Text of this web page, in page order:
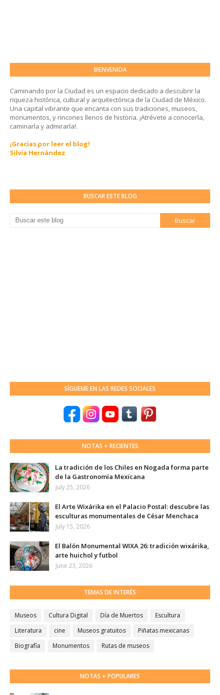
BIENVENIDA
Caminando por la Ciudad es un espacio dedicado a descubrir la
riqueza histórica, cultural y arquitectónica de la Ciudad de México.
Una capital vibrante que encanta con sus tradiciones, museos,
monumentos, y rincones llenos de historia. ¡Atrévete a conocerla,
caminarla y admirarla!.
¡Gracias por leer el blog!
Silvia Hernández
BUSCAR ESTE BLOG
SÍGUEME EN LAS REDES SOCIALES
NOTAS + RECIENTES
La tradición de los Chiles en Nogada forma parte
de la Gastronomía Mexicana
July 25, 2026
El Arte Wixárika en el Palacio Postal: descubre las
esculturas monumentales de César Menchaca
July 15, 2026
El Balón Monumental WIXA 26: tradición wixárika,
arte huichol y futbol
June 23, 2026
TEMAS DE INTERÉS
Museos Cultura Digital Día de Muertos
Escultura
Literatura
cine Museos gratuitos
Piñatas mexicanas
Biografía
Monumentos Rutas de museos
NOTAS + POPULARES